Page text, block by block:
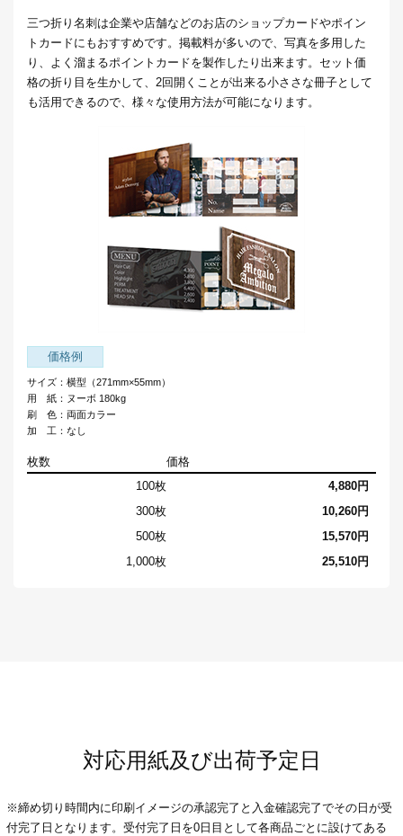
三つ折り名刺は企業や店舗などのお店のショップカードやポイン
トカードにもおすすめです。掲載料が多いので、写真を多用した
り、よく溜まるポイントカードを製作したり出来ます。セット価
格の折り目を生かして、2回開くことが出来る小ささな冊子として
も活用できるので、様々な使用方法が可能になります。
価格例
サイズ：横型（271mm×55mm）
用 紙：ヌーボ 180kg
刷 色：両面カラー
加 工：なし
枚数
価格
100枚
4,880円
300枚
10,260円
500枚
15,570円
1,000枚
25,510円
対応用紙及び出荷予定日
※締め切り時間内に印刷イメージの承認完了と入金確認完了でその日が受
付完了日となります。受付完了日を0日目として各商品ごとに設けてある